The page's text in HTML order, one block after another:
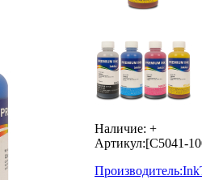
Наличие: +
Артикул:[C5041-
Производитель: